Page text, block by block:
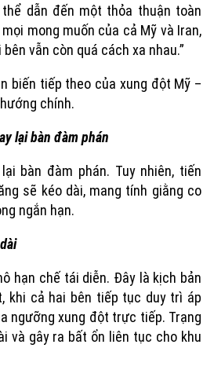
dẫn đến một thỏa thuận toàn
mong muốn của cả Mỹ và Iran,
vẫn còn quá cách xa nhau.”
biến tiếp theo của xung đột Mỹ –
chính.
lại bàn đàm phán
bàn đàm phán. Tuy nhiên, tiến
sẽ kéo dài, mang tính giằng co
ngắn hạn.
hạn chế tái diễn. Đây là kịch bản
khi cả hai bên tiếp tục duy trì áp
ngưỡng xung đột trực tiếp. Trạng
và gây ra bất ổn liên tục cho khu